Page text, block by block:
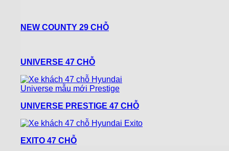
NEW COUNTY 29 CHỖ
UNIVERSE 47 CHỖ
UNIVERSE PRESTIGE 47 CHỖ
EXITO 47 CHỖ